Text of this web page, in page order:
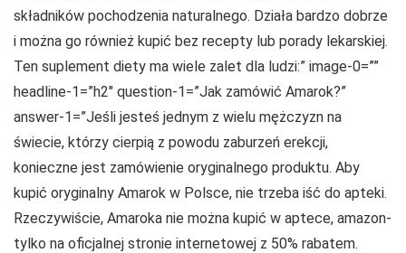
składników pochodzenia naturalnego. Działa bardzo dobrze
i można go również kupić bez recepty lub porady lekarskiej.
Ten suplement diety ma wiele zalet dla ludzi:” image-0=””
headline-1=”h2″ question-1=”Jak zamówić Amarok?”
answer-1=”Jeśli jesteś jednym z wielu mężczyzn na
świecie, którzy cierpią z powodu zaburzeń erekcji,
konieczne jest zamówienie oryginalnego produktu. Aby
kupić oryginalny Amarok w Polsce, nie trzeba iść do apteki.
Rzeczywiście, Amaroka nie można kupić w aptece, amazon-
tylko na oficjalnej stronie internetowej z 50% rabatem.